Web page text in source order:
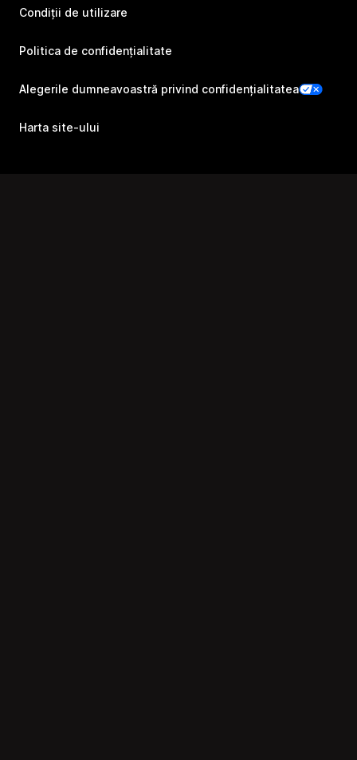
Condiții de utilizare
Politica de confidențialitate
Alegerile dumneavoastră privind confidențialitatea
Harta site-ului